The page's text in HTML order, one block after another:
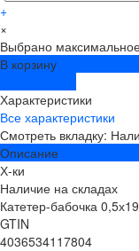
+
×
Выбрано
В корзину
Характеристики
Все характеристики
Смотреть вкладку:
Описание
Х-ки
Наличие на складах
Катетер-бабочка
GTIN
4036534117804